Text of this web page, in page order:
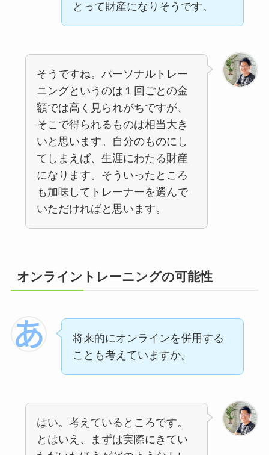
とって財産になりそうです。
そうですね。パーソナルトレー
ニングというのは１回ごとの金
額では高く見られがちですが、
そこで得られるものは相当大き
いと思います。自分のものにし
てしまえば、生涯にわたる財産
になります。そういったところ
も加味してトレーナーを選んで
いただければと思います。
オンライントレーニングの可能性
将来的にオンラインを併用する
ことも考えていますか。
はい。考えているところです。
とはいえ、まずは実際にきてい